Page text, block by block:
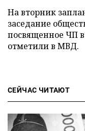
На вторник
заседание
посвященное ЧП
отметили в МВД.
СЕЙЧАС ЧИТАЮТ